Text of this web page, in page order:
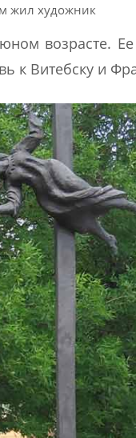
жил художник
возрасте.
к Витебску и